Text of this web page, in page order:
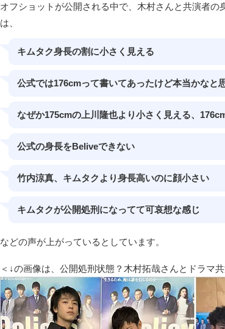
オフショットが公開される中で、木村さんと共演者
は、
キムタク身長の割に小さく見える
公式では176cmって書いてあったけど本当かなと
なぜか175cmの上川隆也より小さく見える、
公式の身長をBeliveできない
竹内涼真、キムタクより身長高いのに顔小さい
キムタクが公開処刑になってて可哀想な感じ
などの声が上がっているとしています。
＜↓の画像は、公開処刑状態？木村拓哉さんとドラマ